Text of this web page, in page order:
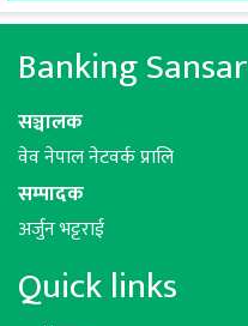
Banking Sansar
सञ्चालक
वेव नेपाल नेटवर्क प्रालि
सम्पादक
अर्जुन भट्टराई
Quick links